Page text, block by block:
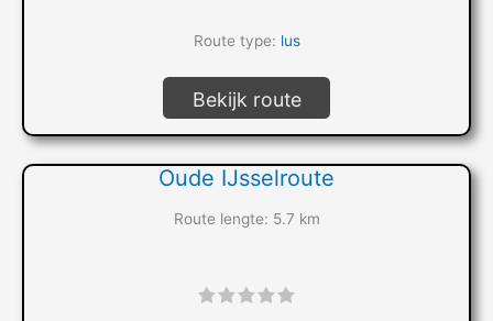
Route type: lus
Bekijk route
Oude IJsselroute
Route lengte: 5.7 km